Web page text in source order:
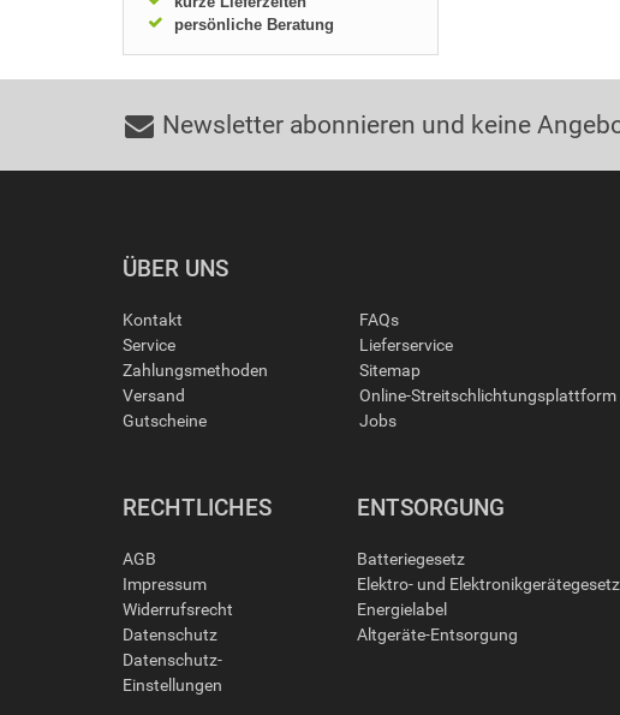
persönliche Beratung
Newsletter abonnieren und keine
ÜBER UNS
Kontakt
Service
Zahlungsmethoden
Versand
Gutscheine
FAQs
Lieferservice
Sitemap
Online-Streitschlichtungsplattform
Jobs
RECHTLICHES
AGB
Impressum
Widerrufsrecht
Datenschutz
Datenschutz-
Einstellungen
ENTSORGUNG
Batteriegesetz
Elektro- und Elektronikgerätegesetz
Energielabel
Altgeräte-Entsorgung